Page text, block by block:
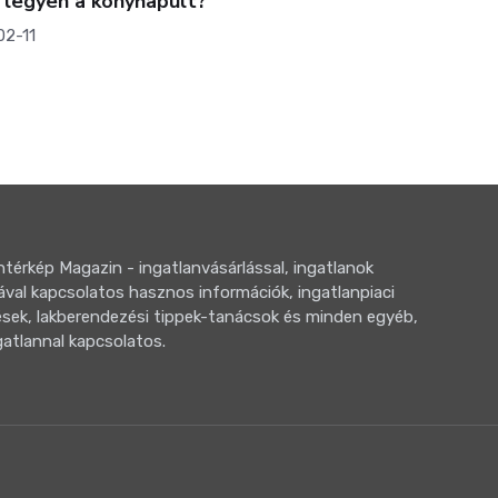
11
Magazin - ingatlanvásárlással, ingatlanok
kapcsolatos hasznos információk, ingatlanpiaci
lakberendezési tippek-tanácsok és minden egyéb,
kapcsolatos.